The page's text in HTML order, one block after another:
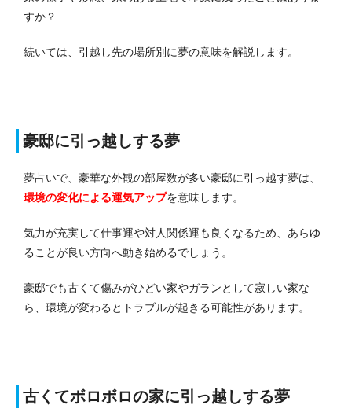
すか？
続いては、引越し先の場所別に夢の意味を解説します。
豪邸に引っ越しする夢
夢占いで、豪華な外観の部屋数が多い豪邸に引っ越す夢は、
環境の変化による運気アップを意味します。
気力が充実して仕事運や対人関係運も良くなるため、あらゆ
ることが良い方向へ動き始めるでしょう。
豪邸でも古くて傷みがひどい家やガランとして寂しい家な
ら、環境が変わるとトラブルが起きる可能性があります。
古くてボロボロの家に引っ越しする夢